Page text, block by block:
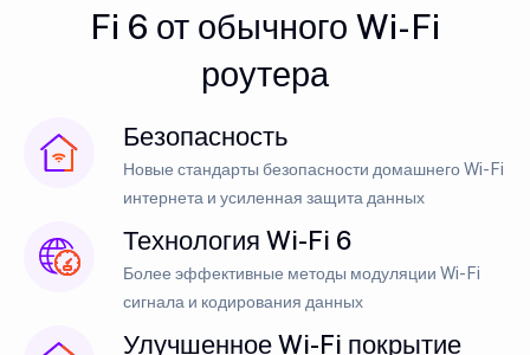
Fi 6 от обычного Wi-Fi
роутера
Безопасность
Новые стандарты безопасности домашнего Wi-Fi
интернета и усиленная защита данных
Технология Wi-Fi 6
Более эффективные методы модуляции Wi-Fi
сигнала и кодирования данных
Улучшенное Wi-Fi покрытие